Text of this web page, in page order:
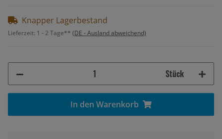
Knapper Lagerbestand
Lieferzeit: 1 - 2 Tage** (DE - Ausland abweichend)
Stück
In den Warenkorb